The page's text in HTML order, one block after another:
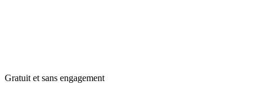
Gratuit et sans engagement